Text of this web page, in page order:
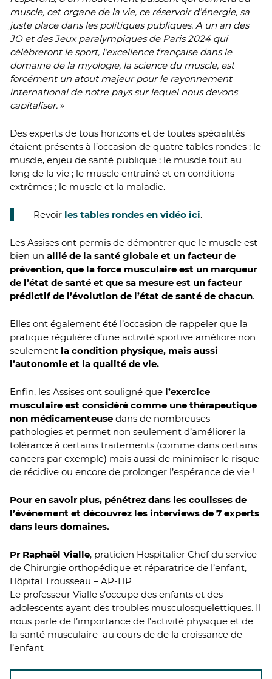
muscle, cet organe de la vie, ce réservoir d’énergie, sa
juste place dans les politiques publiques. A un an des
JO et des Jeux paralympiques de Paris 2024 qui
célèbreront le sport, l’excellence française dans le
domaine de la myologie, la science du muscle, est
forcément un atout majeur pour le rayonnement
international de notre pays sur lequel nous devons
capitaliser. »
Des experts de tous horizons et de toutes spécialités
étaient présents à l’occasion de quatre tables rondes : le
muscle, enjeu de santé publique ; le muscle tout au
long de la vie ; le muscle entraîné et en conditions
extrêmes ; le muscle et la maladie.
Revoir les tables rondes en vidéo ici.
Les Assises ont permis de démontrer que le muscle est
bien un allié de la santé globale et un facteur de
prévention, que la force musculaire est un marqueur
de l’état de santé et que sa mesure est un facteur
prédictif de l’évolution de l’état de santé de chacun.
Elles ont également été l’occasion de rappeler que la
pratique régulière d’une activité sportive améliore non
seulement la condition physique, mais aussi
l’autonomie et la qualité de vie.
Enfin, les Assises ont souligné que l’exercice
musculaire est considéré comme une thérapeutique
non médicamenteuse dans de nombreuses
pathologies et permet non seulement d’améliorer la
tolérance à certains traitements (comme dans certains
cancers par exemple) mais aussi de minimiser le risque
de récidive ou encore de prolonger l’espérance de vie !
Pour en savoir plus, pénétrez dans les coulisses de
l’événement et découvrez les interviews de 7 experts
dans leurs domaines.
Pr Raphaël Vialle, praticien Hospitalier Chef du service
de Chirurgie orthopédique et réparatrice de l’enfant,
Hôpital Trousseau – AP-HP
Le professeur Vialle s’occupe des enfants et des
adolescents ayant des troubles musculosquelettiques. Il
nous parle de l’importance de l’activité physique et de
la santé musculaire au cours de de la croissance de
l’enfant